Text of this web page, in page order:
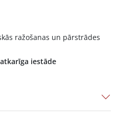
ražošanas un pārstrādes
iestāde